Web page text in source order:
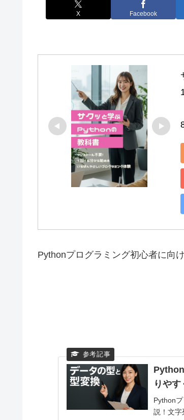
X Facebook
Pythonプログラミング初心者に向け
りやす
Python
説！文字